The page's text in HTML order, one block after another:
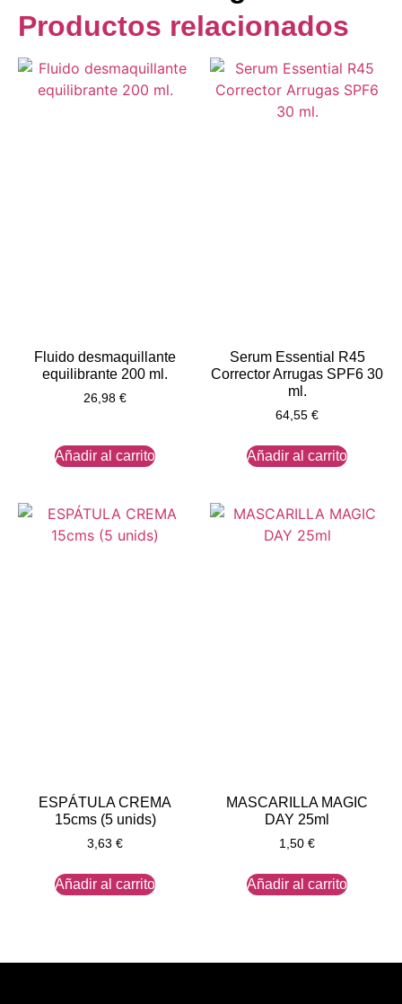
Productos relacionados
Fluido desmaquillante
equilibrante 200 ml.
26,98 €
Añadir al carrito
Serum Essential R45
Corrector Arrugas SPF6 30
ml.
64,55 €
Añadir al carrito
ESPÁTULA CREMA
15cms (5 unids)
3,63 €
Añadir al carrito
MASCARILLA MAGIC
DAY 25ml
1,50 €
Añadir al carrito